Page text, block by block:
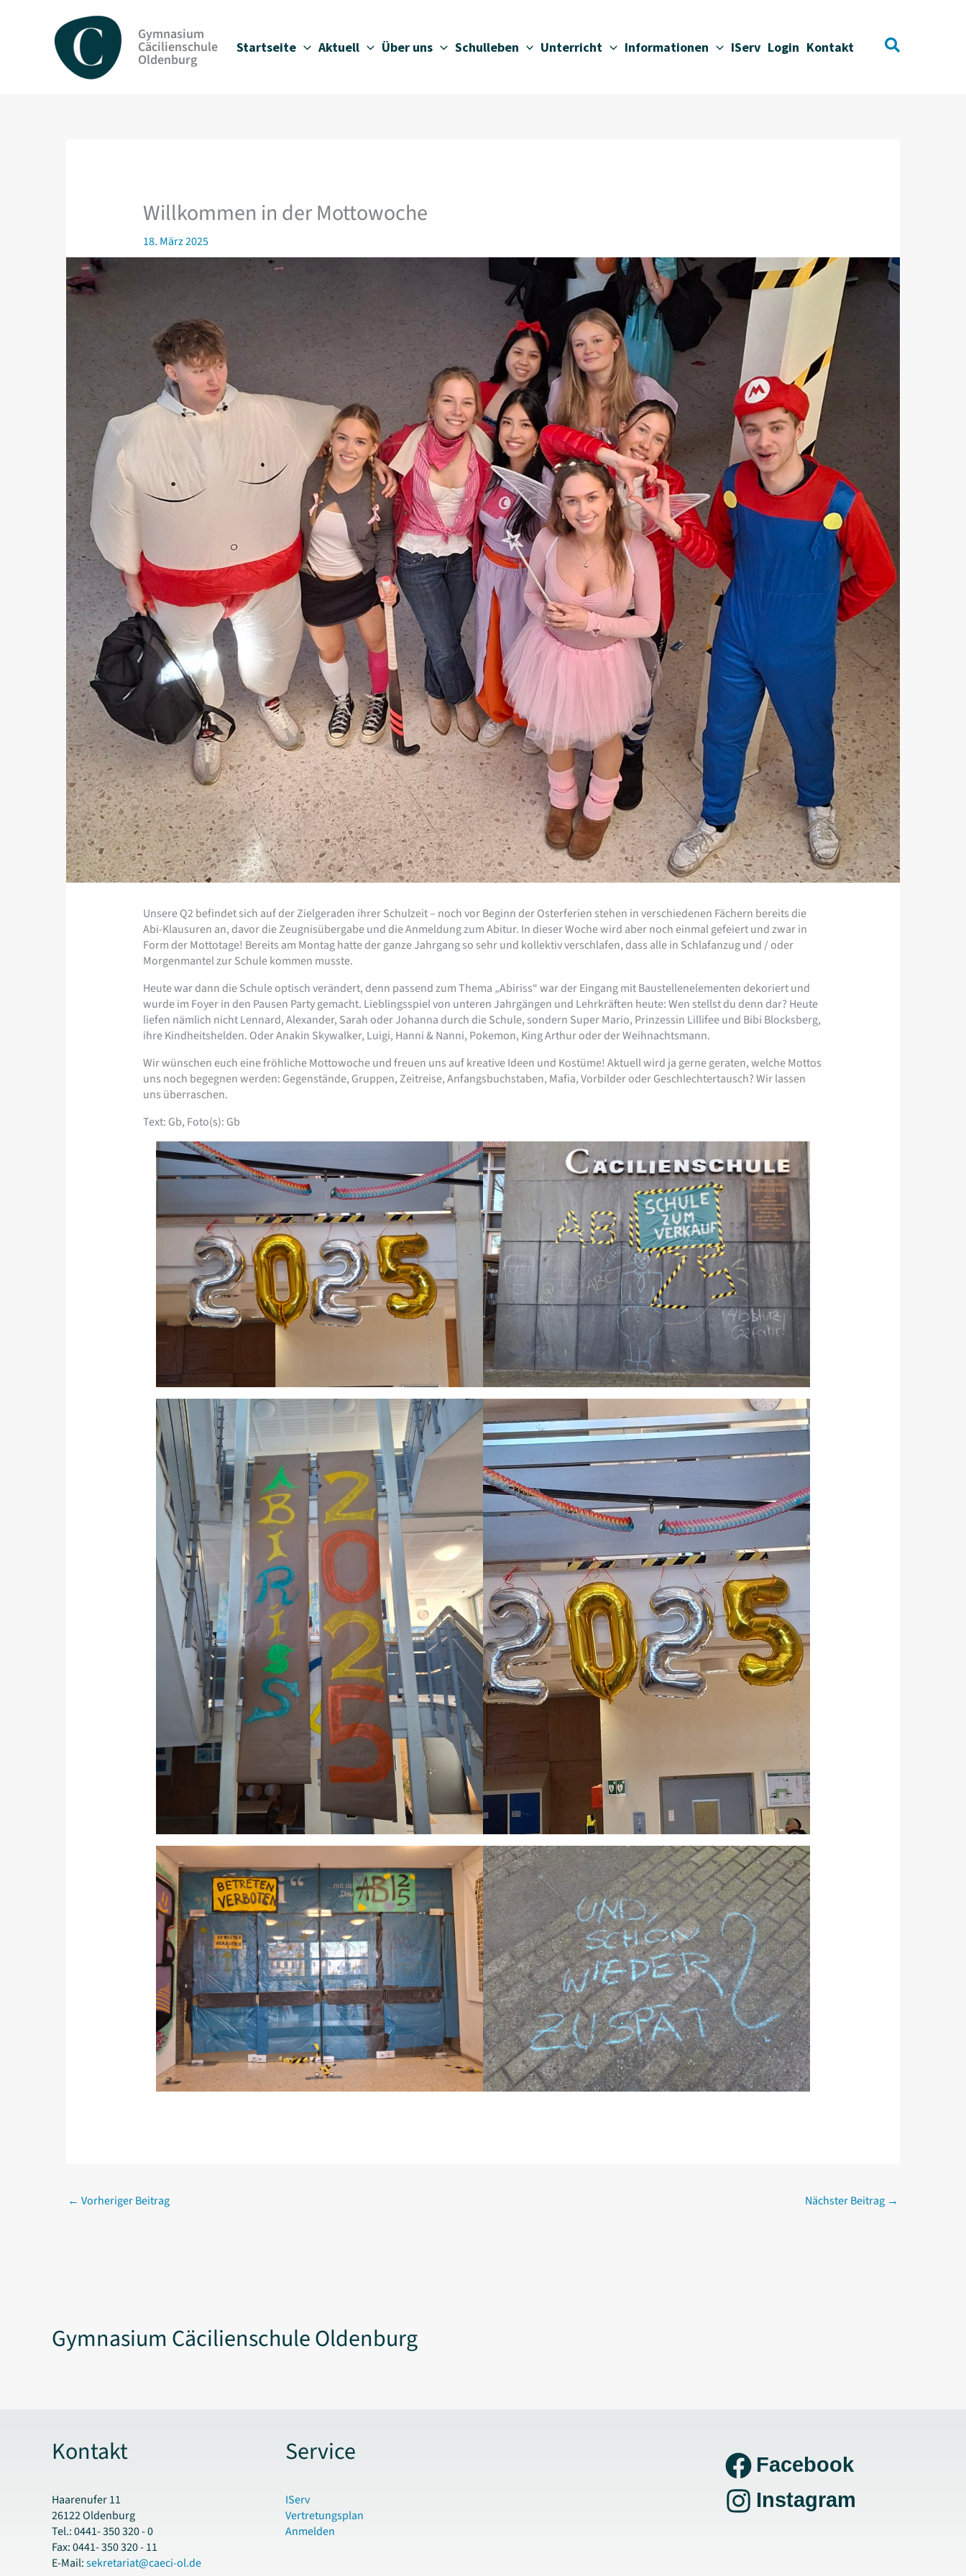
Gymnasium
Cäcilienschule
Oldenburg
Startseite Aktuell Über uns Schulleben Unterricht Informationen IServ Login Kontakt Suchen
Willkommen in der Mottowoche
18. März 2025
Unsere Q2 befindet sich auf der Zielgeraden ihrer Schulzeit – noch vor Beginn der Osterferien stehen in verschiedenen Fächern bereits die
Abi-Klausuren an, davor die Zeugnisübergabe und die Anmeldung zum Abitur. In dieser Woche wird aber noch einmal gefeiert und zwar in
Form der Mottotage! Bereits am Montag hatte der ganze Jahrgang so sehr und kollektiv verschlafen, dass alle in Schlafanzug und / oder
Morgenmantel zur Schule kommen musste.
Heute war dann die Schule optisch verändert, denn passend zum Thema „Abiriss“ war der Eingang mit Baustellenelementen dekoriert und
wurde im Foyer in den Pausen Party gemacht. Lieblingsspiel von unteren Jahrgängen und Lehrkräften heute: Wen stellst du denn dar? Heute
liefen nämlich nicht Lennard, Alexander, Sarah oder Johanna durch die Schule, sondern Super Mario, Prinzessin Lillifee und Bibi Blocksberg,
ihre Kindheitshelden. Oder Anakin Skywalker, Luigi, Hanni & Nanni, Pokemon, King Arthur oder der Weihnachtsmann.
Wir wünschen euch eine fröhliche Mottowoche und freuen uns auf kreative Ideen und Kostüme! Aktuell wird ja gerne geraten, welche Mottos
uns noch begegnen werden: Gegenstände, Gruppen, Zeitreise, Anfangsbuchstaben, Mafia, Vorbilder oder Geschlechtertausch? Wir lassen
uns überraschen.
Text: Gb, Foto(s): Gb
← Vorheriger Beitrag Nächster Beitrag →
Gymnasium Cäcilienschule Oldenburg
Kontakt
Haarenufer 11
26122 Oldenburg
Tel.: 0441- 350 320 - 0
Fax: 0441- 350 320 - 11
E-Mail:sekretariat@caeci-ol.de
Service
IServ
Vertretungsplan
Anmelden
Facebook
Instagram